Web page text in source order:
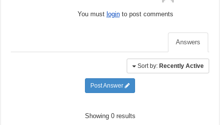
You must loginto post comments
Answers
Sort by: Recently Active
Showing 0 results